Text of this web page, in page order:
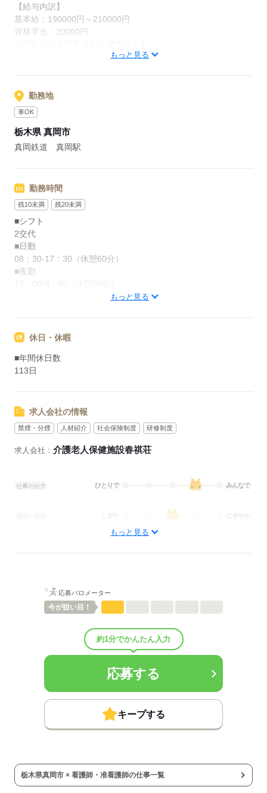
応募する
【給与内訳】
基本給：190000円～210000円
資格手当：20000円
もっと見る
勤務地
車OK
栃木県 真岡市
真岡鉄道 真岡駅
勤務時間
残10未満 残20未満
■シフト
2交代
■日勤
08：30-17：30（休憩60分）
■夜勤
応募する
もっと見る
休日・休暇
■年間休日数
113日
求人会社の情報
禁煙・分煙 人材紹介 社会保険制度 研修制度
求人会社： 介護老人保健施設春祺荘
仕事の仕方 ひとりで みんなで
にぎやか
■退職金制度：有（勤続1年以上）
■退職金制度備考：
■試用期間の待遇変更有無：無
■試用期間中の労働条件：■受動喫煙防止措置：
応募する
もっと見る
応募バロメーター
今が狙い目！
約1分でかんたん入力
応募する
キープする
栃木県真岡市 × 看護師・准看護師の仕事一覧